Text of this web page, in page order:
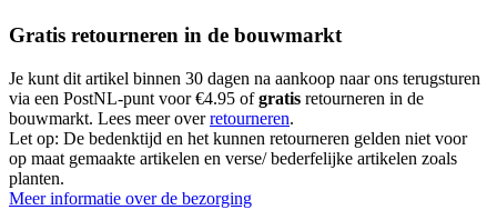
Gratis retourneren in de bouwmarkt
Je kunt dit artikel binnen 30 dagen na aankoop naar ons terugsturen
via een PostNL-punt voor €4.95 ofgratis retourneren in de
bouwmarkt. Lees meer overretourneren.
Let op: De bedenktijd en het kunnen retourneren gelden niet voor
op maat gemaakte artikelen en verse/ bederfelijke artikelen zoals
planten.
Meer informatie over de bezorging